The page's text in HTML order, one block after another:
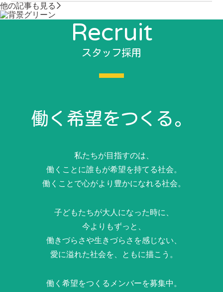
他の記事も見る
Recruit
スタッフ採用
働く希望をつくる。
私たちが目指すのは、
働くことに誰もが希望を持てる社会。
働くことで心がより豊かになれる社会。
子どもたちが大人になった時に、
今よりもずっと、
働きづらさや生きづらさを感じない、
愛に溢れた社会を、ともに描こう。
働く希望をつくるメンバーを募集中。